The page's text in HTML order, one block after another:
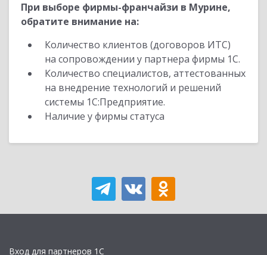
При выборе фирмы-франчайзи в Мурине,
обратите внимание на:
Количество клиентов (договоров ИТС)
на сопровождении у партнера фирмы 1С.
Количество специалистов, аттестованных
на внедрение технологий и решений
системы 1С:Предприятие.
Наличие у фирмы статуса
Вход для партнеров 1С